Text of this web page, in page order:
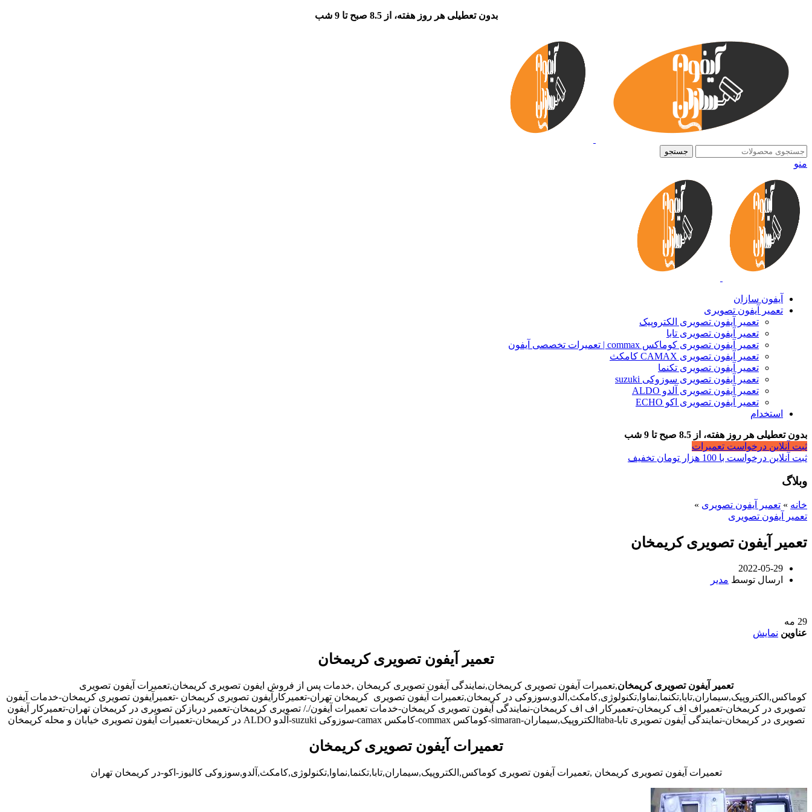
بدون تعطیلی هر روز هفته، از 8.5 صبح تا 9 شب
جستجو
منو
آیفون سازان
تعمیر آیفون تصویری
تعمیر آیفون تصویری الکتروپیک
تعمیر آیفون تصویری تابا
تعمیر آیفون تصویری کوماکس commax | تعمیرات تخصصی آیفون
تعمیر آیفون تصویری CAMAX کامکث
تعمیر آیفون تصویری تکنما
تعمیر آیفون تصویری سوزوکی suzuki
تعمیر آیفون تصویری آلدو ALDO
تعمیر آیفون تصویری اکو ECHO
استخدام
بدون تعطیلی هر روز هفته، از 8.5 صبح تا 9 شب
ثبت آنلاین درخواست تعمیرات
ثبت آنلاین درخواست با 100 هزار تومان تخفیف
وبلاگ
خانه » تعمیر آیفون تصویری »
تعمیر آیفون تصویری
تعمیر آیفون تصویری کریمخان
2022-05-29
ارسال توسط مدیر
29 مه
عناوین نمایش
تعمیر آیفون تصویری کریمخان
تعمیر آیفون تصویری کریمخان,تعمیرات آیفون تصویری کریمخان,نمایندگی آیفون تصویری کریمخان ,خدمات پس از فروش ایفون تصویری کریمخان,تعمیرات آیفون تصویری
کوماکس,الکتروپیک,سیماران,تابا,تکنما,نماوا,تکنولوژی,کامکث,آلدو,سوزوکی در کریمخان,تعمیرات آیفون تصویری کریمخان تهران-تعمیرکارآیفون تصویری کریمخان -تعمیرآیفون تصویری کریمخان-خدمات آیفون
تصویری در کریمخان-تعمیراف اف کریمخان-تعمیرکار اف اف کریمخان-نمایندگی آیفون تصویری کریمخان-خدمات تعمیرات آیفون/./ تصویری کریمخان-تعمیر دربازکن تصویری در کریمخان تهران-تعمیرکار آیفون
تصویری در کریمخان-نمایندگی آیفون تصویری تابا-tabaالکتروپیک,سیماران-simaran-کوماکس commax-کامکس camax-سوزوکی suzuki-آلدو ALDO در کریمخان-تعمیرات آیفون تصویری خیابان و محله کریمخان
تعمیرات آیفون تصویری کریمخان
تعمیرات آیفون تصویری کریمخان ,تعمیرات آیفون تصویری کوماکس,الکتروپیک,سیماران,تابا,تکنما,نماوا,تکنولوژی,کامکث,آلدو,سوزوکی کالیوز-اکو-در کریمخان تهران